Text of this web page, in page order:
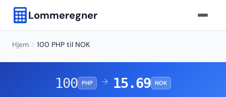
Lommeregner
Hjem 100 PHP til NOK
100 PHP → 15.69 NOK